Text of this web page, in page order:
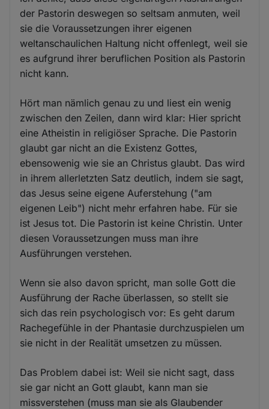
der Pastorin deswegen so seltsam anmuten, weil
sie die Voraussetzungen ihrer eigenen
weltanschaulichen Haltung nicht offenlegt, weil sie
es aufgrund ihrer beruflichen Position als Pastorin
nicht kann.
Hört man nämlich genau zu und liest ein wenig
zwischen den Zeilen, dann wird klar: Hier spricht
eine Atheistin in religiöser Sprache. Die Pastorin
glaubt gar nicht an die Existenz Gottes,
ebensowenig wie sie an Christus glaubt. Das wird
in ihrem allerletzten Satz deutlich, indem sie sagt,
das Jesus seine eigene Auferstehung ("am
eigenen Leib") nicht mehr erfahren habe. Für sie
ist Jesus tot. Die Pastorin ist keine Christin. Unter
diesen Voraussetzungen muss man ihre
Ausführungen verstehen.
Wenn sie also davon spricht, man solle Gott die
Ausführung der Rache überlassen, so stellt sie
sich das rein psychologisch vor: Es geht darum
Rachegefühle in der Phantasie durchzuspielen um
sie nicht in der Realität umsetzen zu müssen.
Das Problem dabei ist: Weil sie nicht sagt, dass
sie gar nicht an Gott glaubt, kann man sie
missverstehen (muss man sie als Glaubender